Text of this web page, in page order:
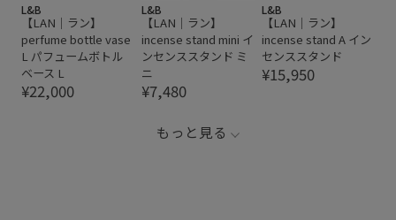
L&B
【LAN｜ラン】
perfume bottle vase
L パフュームボトル
ベース L
¥22,000
L&B
【LAN｜ラン】
incense stand mini イ
ンセンススタンド ミ
ニ
¥7,480
L&B
【LAN｜ラン】
incense stand A イン
センススタンド
¥15,950
もっと見る